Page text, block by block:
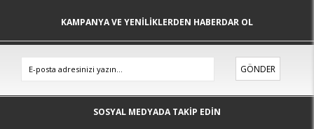
KAMPANYA VE YENİLİKLERDEN HABERDAR OL
GÖNDER
SOSYAL MEDYADA TAKİP EDİN